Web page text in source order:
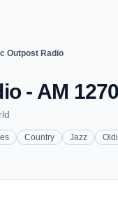
Outpost Radio
- AM
Country Jazz